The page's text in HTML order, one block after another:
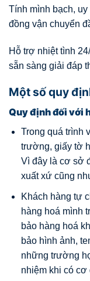
Tính mình bạch,
đồng vận chuyển
Hỗ trợ nhiệt tình
sẵn sàng giải đáp
Một số quy
Quy định đối với
Trong quá trình
trường, giấy tờ
Vì đây là cơ sở
xuất xứ cũng
Khách hàng tự
hàng hoá mình
bảo hàng hoá
bảo hình ảnh,
những trường
nhiệm khi có cơ